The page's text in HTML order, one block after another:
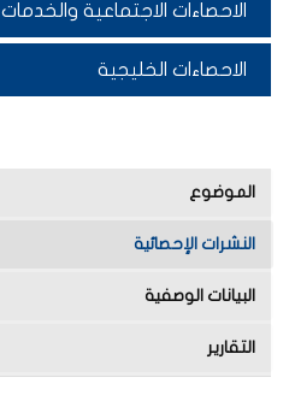
الاحصاءات الاجتماعية والخدمات
الاحصاءات الخليجية
الموضوع
النشرات الإحصائية
البيانات الوصفية
التقارير